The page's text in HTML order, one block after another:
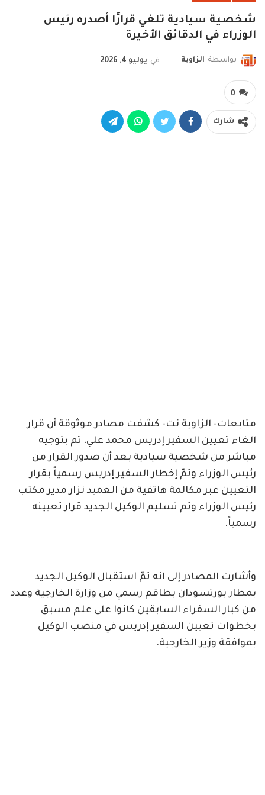
شخصية سيادية تلغي قرارًا أصدره رئيس
الوزراء في الدقائق الأخيرة
بواسطة الزاوية في يوليو 4, 2026
0
شارك
متابعات- الزاوية نت- كشفت مصادر موثوقة أن قرار
الغاء تعيين السفير إدريس محمد علي، تم بتوجيه
مباشر من شخصية سيادية بعد أن صدور القرار من
رئيس الوزراء وتمّ إخطار السفير إدريس رسمياً بقرار
التعيين عبر مكالمة هاتفية من العميد نزار مدير مكتب
رئيس الوزراء وتم تسليم الوكيل الجديد قرار تعيينه
رسمياً.
وأشارت المصادر إلى انه تمّ استقبال الوكيل الجديد
بمطار بورتسودان بطاقم رسمي من وزارة الخارجية وعدد
من كبار السفراء السابقين كانوا على علم مسبق
بخطوات تعيين السفير إدريس في منصب الوكيل
بموافقة وزير الخارجية.